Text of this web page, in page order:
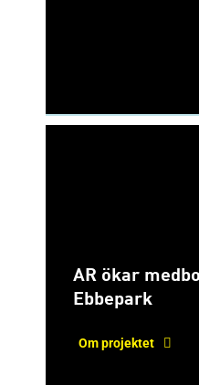
AR ökar
Ebbepark
Om projektet